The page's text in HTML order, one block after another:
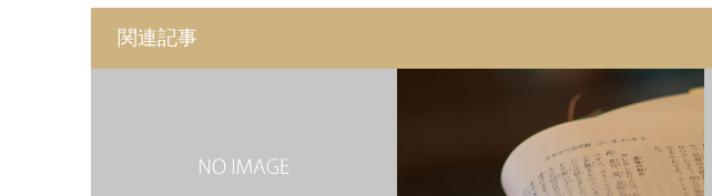
関連記事